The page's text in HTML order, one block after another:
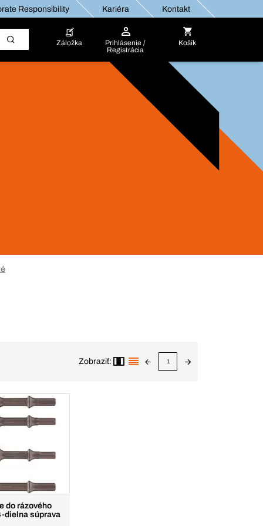
Responsibility Kariéra Kontakt
Záložka
Prihlásenie /
Registrácia
Košík
Zobraziť: 1
do rázového
dielna súprava